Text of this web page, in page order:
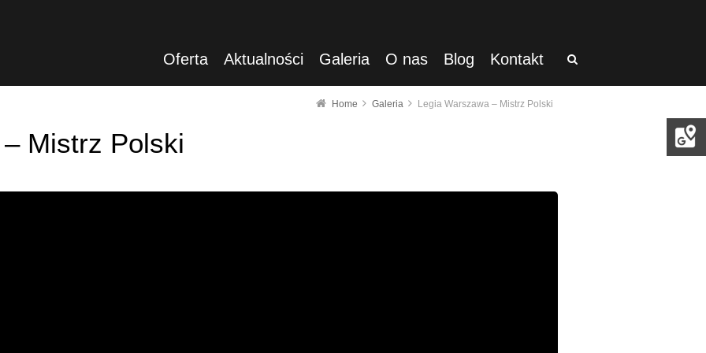
Oferta Aktualności Galeria O nas Blog Kontakt
Home Galeria Legia Warszawa – Mistrz Polski
Mistrz Polski